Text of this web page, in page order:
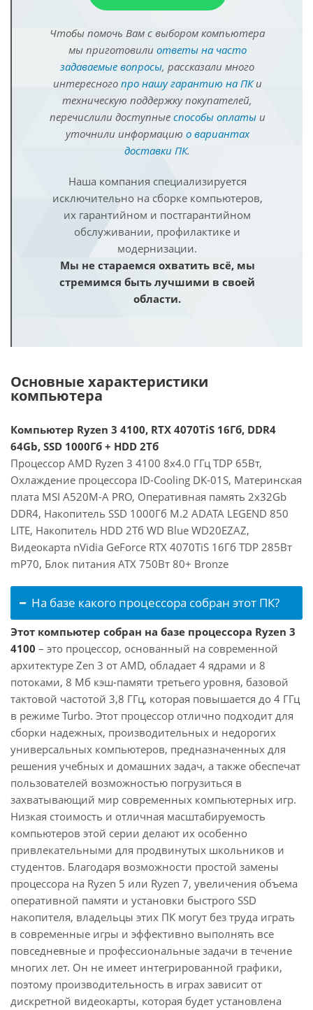
Чтобы помочь Вам с выбором компьютера
мы приготовили ответы на часто
задаваемые вопросы, рассказали много
интересного про нашу гарантию на ПКи
техническую поддержку покупателей,
перечислили доступные способы оплатыи
уточнили информацию о вариантах
доставки ПК.
Наша компания специализируется
исключительно на сборке компьютеров,
их гарантийном и постгарантийном
обслуживании, профилактике и
модернизации.
Мы не стараемся охватить всё, мы
стремимся быть лучшими в своей
области.
Основные характеристики
компьютера
Компьютер Ryzen 3 4100, RTX 4070TiS 16Гб, DDR4
64Gb, SSD 1000Гб + HDD 2Тб
Процессор AMD Ryzen 3 4100 8x4.0 ГГц TDP 65Вт,
Охлаждение процессора ID-Cooling DK-01S, Материнская
плата MSI A520M-A PRO, Оперативная память 2x32Gb
DDR4, Накопитель SSD 1000Гб M.2 ADATA LEGEND 850
LITE, Накопитель HDD 2Тб WD Blue WD20EZAZ,
Видеокарта nVidia GeForce RTX 4070TiS 16Гб TDP 285Вт
mP70, Блок питания ATX 750Вт 80+ Bronze
На базе какого процессора собран этот ПК?
Этот компьютер собран на базе процессора Ryzen 3
4100 – это процессор, основанный на современной
архитектуре Zen 3 от AMD, обладает 4 ядрами и 8
потоками, 8 Мб кэш-памяти третьего уровня, базовой
тактовой частотой 3,8 ГГц, которая повышается до 4 ГГц
в режиме Turbo. Этот процессор отлично подходит для
сборки надежных, производительных и недорогих
универсальных компьютеров, предназначенных для
решения учебных и домашних задач, а также обеспечат
пользователей возможностью погрузиться в
захватывающий мир современных компьютерных игр.
Низкая стоимость и отличная масштабируемость
компьютеров этой серии делают их особенно
привлекательными для продвинутых школьников и
студентов. Благодаря возможности простой замены
процессора на Ryzen 5 или Ryzen 7, увеличения объема
оперативной памяти и установки быстрого SSD
накопителя, владельцы этих ПК могут без труда играть
в современные игры и эффективно выполнять все
повседневные и профессиональные задачи в течение
многих лет. Он не имеет интегрированной графики,
поэтому производительность в играх зависит от
дискретной видеокарты, которая будет установлена